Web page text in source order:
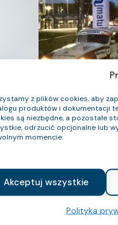
z plików cookies, aby
produktów i dokumentacji
są niezbędne, a pozostałe
odrzucić opcjonalne lub
momencie.
Akceptuj wszystkie
Polityka
Kolejny
Czytaj